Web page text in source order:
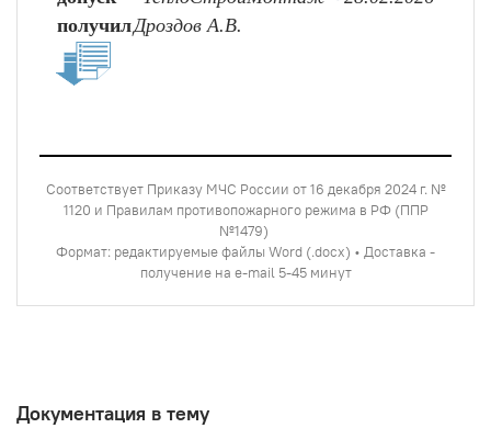
получилДроздов А.В.
Соответствует Приказу МЧС России от 16 декабря 2024 г. №
1120 и Правилам противопожарного режима в РФ (ППР
№1479)
Формат: редактируемые файлы Word (.docx) • Доставка -
получение на e-mail 5-45 минут
Документация в тему